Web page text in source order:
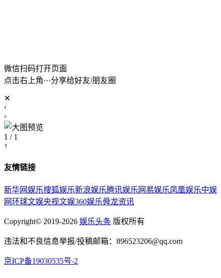
微信扫码打开页面
点击右上角···分享给好友/朋友圈
✕
‹
›
1 / 1
↑
友情链接
新华网娱乐搜狐娱乐新浪娱乐腾讯娱乐 网易娱乐凤凰娱乐中娱
网环球文娱央视文娱360娱乐舜龙资讯
Copyright© 2019-2026 娱乐头条 版权所有
违法和不良信息举报/投稿邮箱：896523206@qq.com
京ICP备19030535号-2